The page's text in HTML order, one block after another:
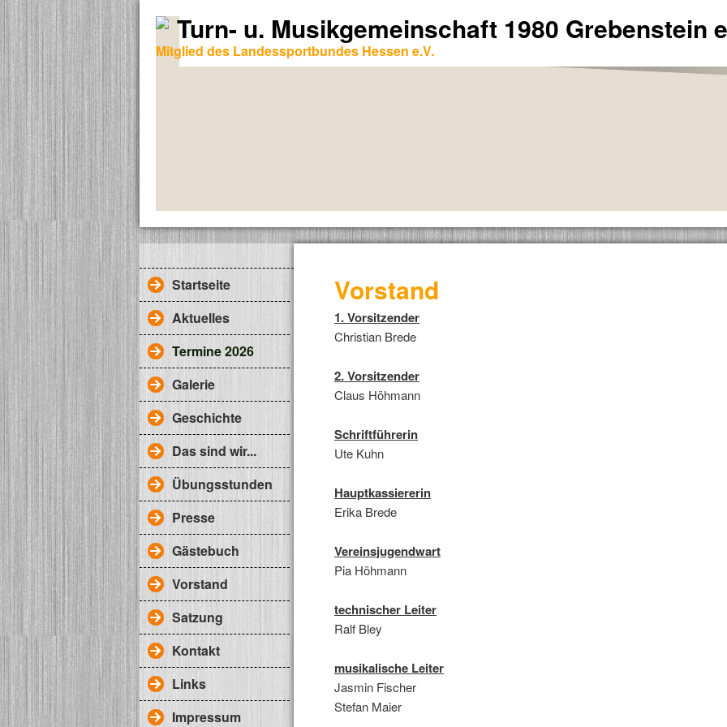
Turn- u. Musikgemeinschaft 1980 Grebenstein
Mitglied des Landessportbundes Hessen e.V.
Startseite
Aktuelles
Termine 2026
Galerie
Geschichte
Das sind wir...
Übungsstunden
Presse
Gästebuch
Vorstand
Satzung
Kontakt
Links
Impressum
Vorstand
1. Vorsitzender
Christian Brede
2. Vorsitzender
Claus Höhmann
Schriftführerin
Ute Kuhn
Hauptkassiererin
Erika Brede
Vereinsjugendwart
Pia Höhmann
technischer Leiter
Ralf Bley
musikalische Leiter
Jasmin Fischer
Stefan Maier